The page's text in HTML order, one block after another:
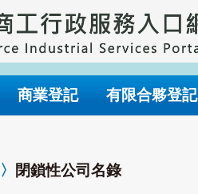
商業登記 有限合夥登記
〉 閉鎖性公司名錄